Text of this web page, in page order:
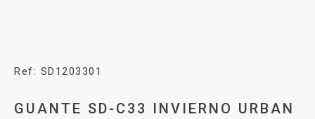
Ref: SD1203301
GUANTE SD-C33 INVIERNO URBAN